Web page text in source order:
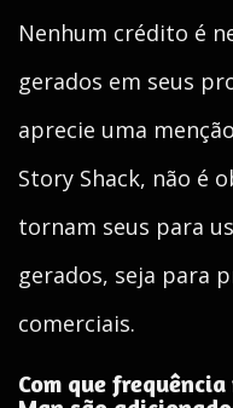
Nenhum crédito é
gerados em seus
aprecie uma
Story Shack, não é
tornam seus para
gerados, seja para
comerciais.
Com que